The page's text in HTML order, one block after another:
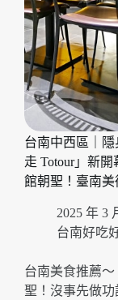
台南中西區｜
走 Totour」新
館朝聖！臺南
2025 年 3
台南好吃
台南美食推薦
聖！沒事先做